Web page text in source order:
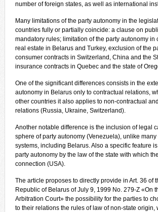
number offoreign states, as well as international
Many limitations of the party autonomy in the
countries fully or partially coincide: a clause on
mandatory rules; limitation of the party autonomy in
real estate in Belarus and Turkey, exclusion of the
consumer contracts in Switzerland, China and the
insurance contracts in Quebec and the state of
One of the significant differences consists in the
autonomy in Belarus only to contractual relations,
other countries it also applies to non-contractual
relations (Russia, Ukraine, Switzerland).
Another notable difference is the inclusion of legal
sphere of party autonomy (Venezuela), unlike many
systems, including Belarus. Also a specific feature
party autonomy by the law of the state with which
connection (USA).
The article proposes to directly provide in Art. 36 of
Republic of Belarus of July 9, 1999 No. 279-Z «On
Arbitration Court» the possibility for the parties to
to their relations the rules of law of non-state origin,